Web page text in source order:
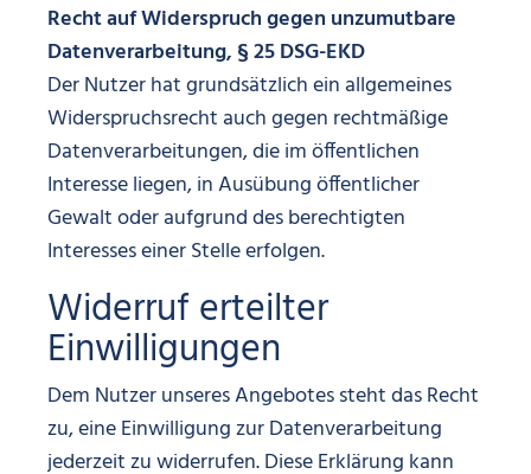
Recht auf Widerspruch gegen unzumutbare
Datenverarbeitung, § 25 DSG-EKD
Der Nutzer hat grundsätzlich ein allgemeines
Widerspruchsrecht auch gegen rechtmäßige
Datenverarbeitungen, die im öffentlichen
Interesse liegen, in Ausübung öffentlicher
Gewalt oder aufgrund des berechtigten
Interesses einer Stelle erfolgen.
Widerruf erteilter
Einwilligungen
Dem Nutzer unseres Angebotes steht das Recht
zu, eine Einwilligung zur Datenverarbeitung
jederzeit zu widerrufen. Diese Erklärung kann